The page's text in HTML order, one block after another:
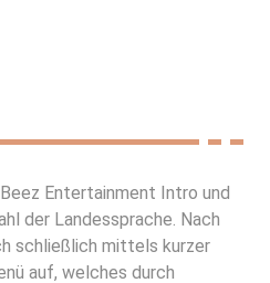
Entertainment Intro und
der Landessprache. Nach
schließlich mittels kurzer
auf, welches durch